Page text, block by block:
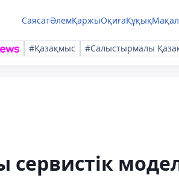
СаясатӘлемҚаржыОқиғаҚұқық
#Қазақмыс #Салыстырмалы